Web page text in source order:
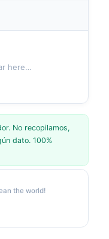
here…
No recopilamos,
dato. 100%
the world!